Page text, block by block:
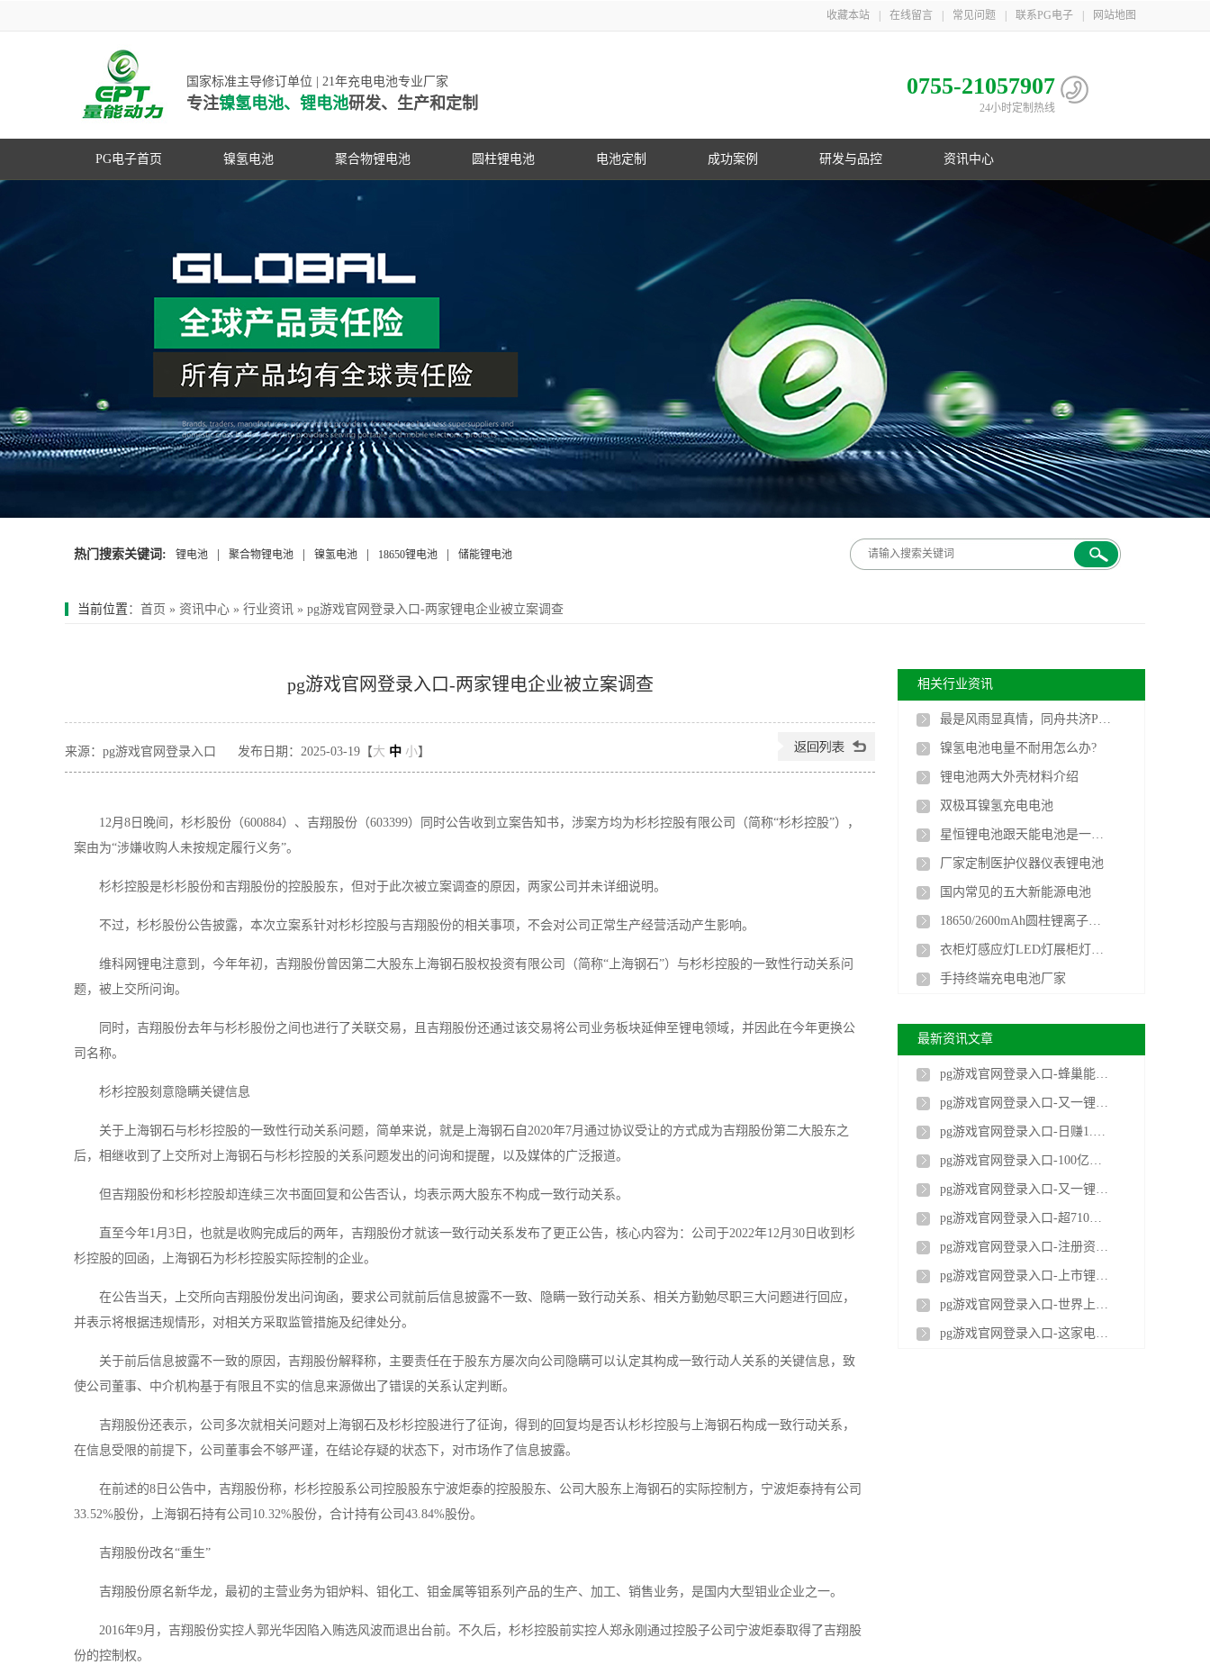
收藏本站 在线留言 常见问题 联系PG电子 网站地图
国家标准主导修订单位 | 21年充电电池专业厂家
专注镍氢电池、锂电池研发、生产和定制
0755-21057907
24小时定制热线
PG电子首页 镍氢电池 聚合物锂电池 圆柱锂电池 电池定制 成功案例 研发与品控 资讯中心
高容量镍氢电池
超低自放电镍氢电池
动力镍氢电池
常规镍氢电池
PG游戏官网是镍氢电池国家标准主导
修订单位，并参与多项锂电池行业国
家标准的制定
动力聚合物锂电池
数码聚合物锂电池
家标准的制定
PG游戏官网是镍氢电池国家标准主导
修订单位，并参与多项锂电池行业国
PG电子在行业首创镍氢B型电池；在
电池定制
品质管控
PG游戏官网三地一共取得国家专利
企业文化
联系PG电子
PG游戏官网是国家高新技术企业，在
PG游戏官网21年服务上千家客户，遍
热门搜索关键词: 锂电池 聚合物锂电池 镍氢电池 18650锂电池 储能锂电池
当前位置 ： 首页 » 资讯中心 » 行业资讯 » pg游戏官网登录入口-两家锂电企业被立案调查
pg游戏官网登录入口-两家锂电企业被立案调查
来源：pg游戏官网登录入口 发布日期：2025-03-19【大 中 小】
12月8日晚间，杉杉股份（600884）、吉翔股份（603399）同时公告收到立案告知书，涉案方均为杉杉控股有限公司（简称“杉杉控股”），
案由为“涉嫌收购人未按规定履行义务”。
杉杉控股是杉杉股份和吉翔股份的控股股东，但对于此次被立案调查的原因，两家公司并未详细说明。
不过，杉杉股份公告披露，本次立案系针对杉杉控股与吉翔股份的相关事项，不会对公司正常生产经营活动产生影响。
维科网锂电注意到，今年年初，吉翔股份曾因第二大股东上海钢石股权投资有限公司（简称“上海钢石”）与杉杉控股的一致性行动关系问
题，被上交所问询。
同时，吉翔股份去年与杉杉股份之间也进行了关联交易，且吉翔股份还通过该交易将公司业务板块延伸至锂电领域，并因此在今年更换公
司名称。
杉杉控股刻意隐瞒关键信息
关于上海钢石与杉杉控股的一致性行动关系问题，简单来说，就是上海钢石自2020年7月通过协议受让的方式成为吉翔股份第二大股东之
后，相继收到了上交所对上海钢石与杉杉控股的关系问题发出的问询和提醒，以及媒体的广泛报道。
但吉翔股份和杉杉控股却连续三次书面回复和公告否认，均表示两大股东不构成一致行动关系。
直至今年1月3日，也就是收购完成后的两年，吉翔股份才就该一致行动关系发布了更正公告，核心内容为：公司于2022年12月30日收到杉
杉控股的回函，上海钢石为杉杉控股实际控制的企业。
在公告当天，上交所向吉翔股份发出问询函，要求公司就前后信息披露不一致、隐瞒一致行动关系、相关方勤勉尽职三大问题进行回应，
并表示将根据违规情形，对相关方采取监管措施及纪律处分。
关于前后信息披露不一致的原因，吉翔股份解释称，主要责任在于股东方屡次向公司隐瞒可以认定其构成一致行动人关系的关键信息，致
使公司董事、中介机构基于有限且不实的信息来源做出了错误的关系认定判断。
吉翔股份还表示，公司多次就相关问题对上海钢石及杉杉控股进行了征询，得到的回复均是否认杉杉控股与上海钢石构成一致行动关系，
在信息受限的前提下，公司董事会不够严谨，在结论存疑的状态下，对市场作了信息披露。
在前述的8日公告中，吉翔股份称，杉杉控股系公司控股股东宁波炬泰的控股股东、公司大股东上海钢石的实际控制方，宁波炬泰持有公司
33.52%股份，上海钢石持有公司10.32%股份，合计持有公司43.84%股份。
吉翔股份改名“重生”
吉翔股份原名新华龙，最初的主营业务为钼炉料、钼化工、钼金属等钼系列产品的生产、加工、销售业务，是国内大型钼业企业之一。
2016年9月，吉翔股份实控人郭光华因陷入贿选风波而退出台前。不久后，杉杉控股前实控人郑永刚通过控股子公司宁波炬泰取得了吉翔股
份的控制权。
相关行业资讯
最是风雨显真情，同舟共济PG电子人
镍氢电池电量不耐用怎么办?
锂电池两大外壳材料介绍
双极耳镍氢充电电池
星恒锂电池跟天能电池是一家的吗
厂家定制医护仪器仪表锂电池
国内常见的五大新能源电池
18650/2600mAh圆柱锂离子电池
衣柜灯感应灯LED灯展柜灯聚合物长条锂电池厂家
手持终端充电电池厂家
最新资讯文章
pg游戏官网登录入口-蜂巢能源，迷途知返？
pg游戏官网登录入口-又一锂电巨头即将易主！
pg游戏官网登录入口-日赚1.5亿元，四年蝉联香港首富！曾毓群为何忧心忡忡
pg游戏官网登录入口-100亿！新碳酸锂巨头正式成立
pg游戏官网登录入口-又一锂电企业IPO成功过会！
pg游戏官网登录入口-超710亿！传锂电龙头将建海外超级工厂
pg游戏官网登录入口-注册资本6亿元，“包工头”成立电池公司
pg游戏官网登录入口-上市锂电巨头工厂发生火灾
pg游戏官网登录入口-世界上最大的锂电池回收厂爆炸：两万多平厂房全烧毁
pg游戏官网登录入口-这家电池企业完成4亿融资